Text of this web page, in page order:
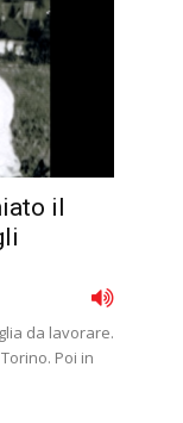
il
da lavorare.
Poi in